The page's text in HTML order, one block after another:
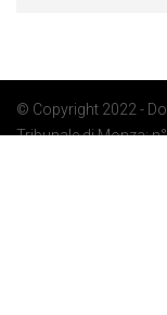
© Copyright 2022 -
Tribunale di Monza: